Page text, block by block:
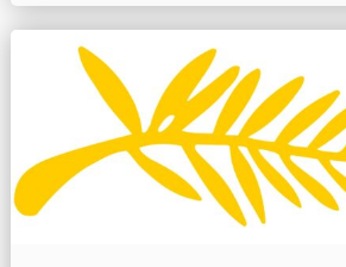
фестивалей диксиленда в мире. Он
начиная с 1971 года, в середине мая
неделю.Дрезден – старинный
историей и архитектурным наследием.